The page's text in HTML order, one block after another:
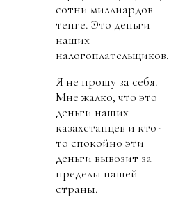
сотни миллиардов
тенге. Это деньги
наших
налогоплательщиков.
Я не прошу за себя.
Мне жалко, что это
деньги наших
казахстанцев и кто-
то спокойно эти
деньги вывозит за
пределы нашей
страны.